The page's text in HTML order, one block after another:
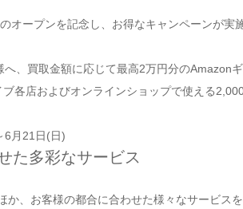
オープンを記念し、お得なキャンペーンが実
、買取金額に応じて最高2万円分のAmazonギ
各店およびオンラインショップで使える
6月21日(日)
た多彩なサービス
、お客様の都合に合わせた様々なサービスを